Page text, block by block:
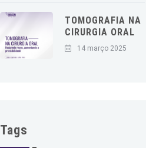
TOMOGRAFIA NA
CIRURGIA ORAL
14 março 2025
Tags